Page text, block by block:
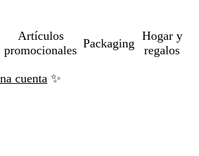
Artículos
promocionales
Packaging
Hogar y
regalos
cuenta ✨